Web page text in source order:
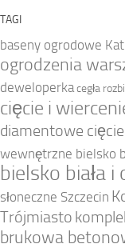
TAGI
baseny ogrodowe
ogrodzenia
deweloperkacegła
cięcie i
diamentowe
wewnętrzne bielsko
bielsko biała i
słoneczne Szczecin
Trójmiasto
brukowa